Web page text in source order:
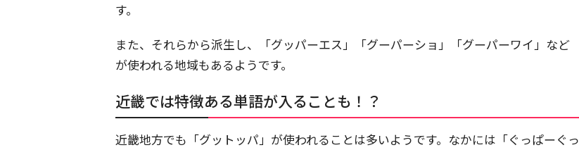
す。
また、それらから派生し、「グッパーエス」「グーパーショ」「グーパーワイ」など
が使われる地域もあるようです。
近畿では特徴ある単語が入ることも！？
近畿地方でも「グットッパ」が使われることは多いようです。なかには「ぐっぱーぐっ